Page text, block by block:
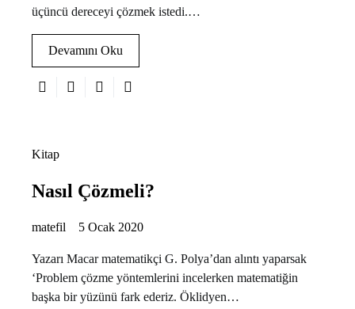
üçüncü dereceyi çözmek istedi.…
Devamını Oku
Kitap
Nasıl Çözmeli?
matefil 5 Ocak 2020
Yazarı Macar matematikçi G. Polya’dan alıntı yaparsak
‘Problem çözme yöntemlerini incelerken matematiğin
başka bir yüzünü fark ederiz. Öklidyen…